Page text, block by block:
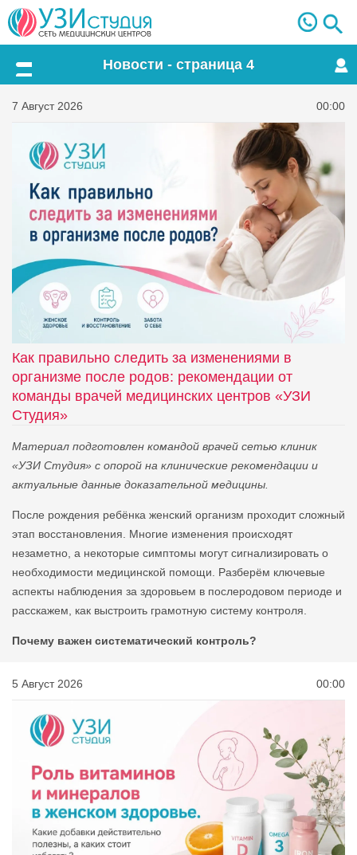
Меню
Новости - страница 4
7 Август 2026 00:00
Как правильно следить за изменениями в
организме после родов: рекомендации от
команды врачей медицинских центров «УЗИ
Студия»
Материал подготовлен командой врачей сетью клиник
«УЗИ Студия» с опорой на клинические рекомендации и
актуальные данные доказательной медицины.
После рождения ребёнка женский организм проходит сложный
этап восстановления. Многие изменения происходят
незаметно, а некоторые симптомы могут сигнализировать о
необходимости медицинской помощи. Разберём ключевые
аспекты наблюдения за здоровьем в послеродовом периоде и
расскажем, как выстроить грамотную систему контроля.
Почему важен систематический контроль?
5 Август 2026 00:00